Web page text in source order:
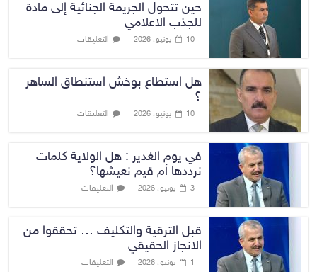
حين تتحول الجريمة الجنائية إلى مادة
للجذب الاعلامي
10 يونيو، 2026 التعليقات
هل استطاع بوخش استنطاق الساهر
؟
10 يونيو، 2026 التعليقات
في يوم الغدير : هل الولاية كلمات
نرددها أم قيم نعيشها؟
3 يونيو، 2026 التعليقات
قبل الترقية والتكليف … تحققوا من
الانجاز الحقيقي
1 يونيو، 2026 التعليقات